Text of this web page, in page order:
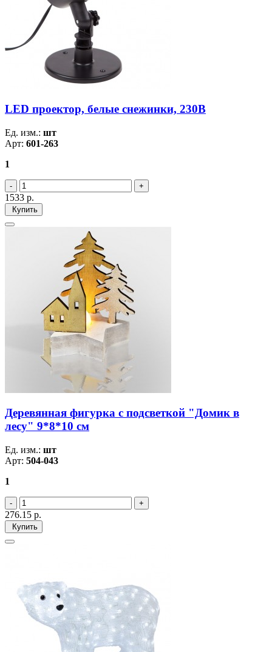
LED проектор, белые снежинки, 230В
Ед. изм.: шт
Арт: 601-263
1
1533 р.
Купить
Деревянная фигурка с подсветкой "Домик в
лесу" 9*8*10 см
Ед. изм.: шт
Арт: 504-043
1
276.15 р.
Купить